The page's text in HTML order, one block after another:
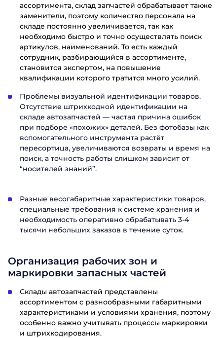
ассортимента, склад запчастей обрабатывает также
заменители, поэтому количество персонала на
складе постоянно увеличивается, так как
необходимо быстро и точно осуществлять поиск
артикулов, наименований. То есть каждый
сотрудник, разбирающийся в ассортименте,
становится экспертом, на повышение
квалификации которого тратится много усилий.
Проблемы визуальной идентификации товаров.
Отсутствие штрихкодной идентификации на
складе автозапчастей — частая причина ошибок
при подборе «похожих» деталей. Без фотобазы как
вспомогательного инструмента растёт
пересортица, увеличиваются возвраты и время на
поиск, а точность работы слишком зависит от
“носителей знаний”.
Разные весогабаритные характеристики товаров,
специальные требования к системе хранения и
необходимость оперативно обрабатывать 3-4
тысячи небольших заказов в течение суток.
Организация рабочих зон и
маркировки запасных частей
Склады автозапчастей представлены
ассортиментом с разнообразными габаритными
характеристиками и условиями хранения, поэтому
особенно важно учитывать процессы маркировки
и штрихкодирования.